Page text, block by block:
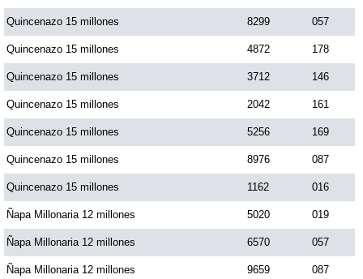
Paisita 3
Pick 3 Día
Pick 3 Noche
Pick 4 Día
Pick 4 Noche
Quincenazo 15 millones 8299 057
Quincenazo 15 millones 4872 178
Quincenazo 15 millones 3712 146
Quincenazo 15 millones 2042 161
Quincenazo 15 millones 5256 169
Quincenazo 15 millones 8976 087
Quincenazo 15 millones 1162 016
Ñapa Millonaria 12 millones 5020 019
Ñapa Millonaria 12 millones 6570 057
Ñapa Millonaria 12 millones 9659 087